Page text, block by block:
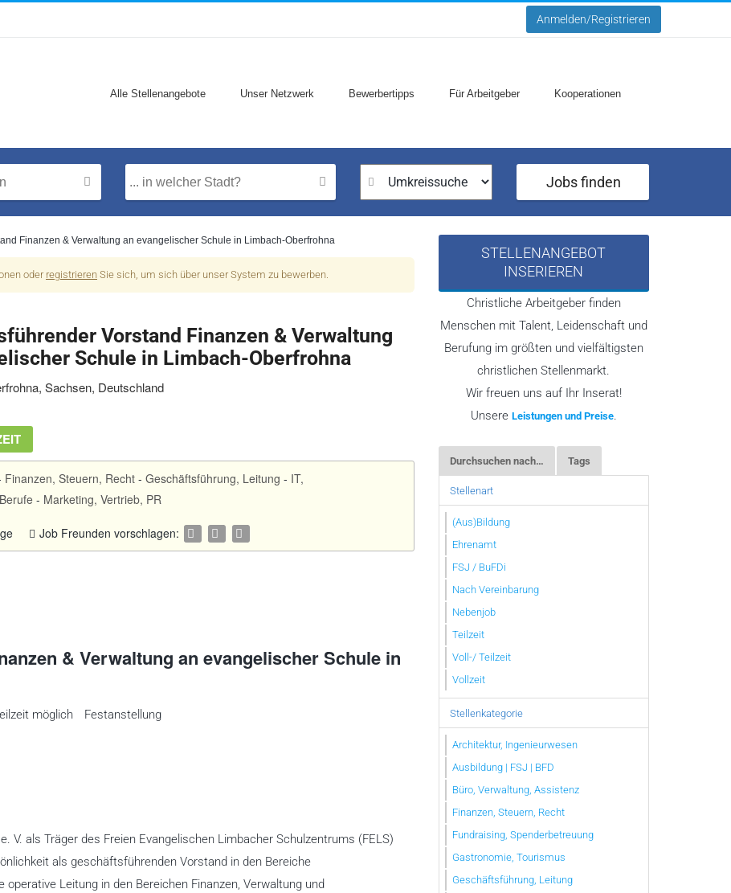
Anmelden/Registrieren
Alle Stellenangebote Unser Netzwerk Bewerbertipps Für Arbeitgeber Kooperationen
Jobs finden
Finanzen & Verwaltung an evangelischer Schule in Limbach-Oberfrohna
oder registrieren Sie sich, um sich über unser System zu bewerben.
Vorstand Finanzen & Verwaltung
Schule in Limbach-Oberfrohna
Sachsen, Deutschland
Finanzen, Steuern, Recht - Geschäftsführung, Leitung - IT,
- Marketing, Vertrieb, PR
Job Freunden vorschlagen:
& Verwaltung an evangelischer Schule in
möglich Festanstellung
V. als Träger des Freien Evangelischen Limbacher Schulzentrums (FELS)
als geschäftsführenden Vorstand in den Bereiche
Leitung in den Bereichen Finanzen, Verwaltung und
STELLENANGEBOT
INSERIEREN
Christliche Arbeitgeber finden
Menschen mit Talent, Leidenschaft und
Berufung im größten und vielfältigsten
christlichen Stellenmarkt.
Wir freuen uns auf Ihr Inserat!
Unsere Leistungen und Preise.
Durchsuchen nach… Tags
Stellenart
(Aus)Bildung
Ehrenamt
FSJ / BuFDi
Nach Vereinbarung
Nebenjob
Teilzeit
Voll-/ Teilzeit
Vollzeit
Stellenkategorie
Architektur, Ingenieurwesen
Ausbildung | FSJ | BFD
Büro, Verwaltung, Assistenz
Finanzen, Steuern, Recht
Fundraising, Spenderbetreuung
Gastronomie, Tourismus
Geschäftsführung, Leitung